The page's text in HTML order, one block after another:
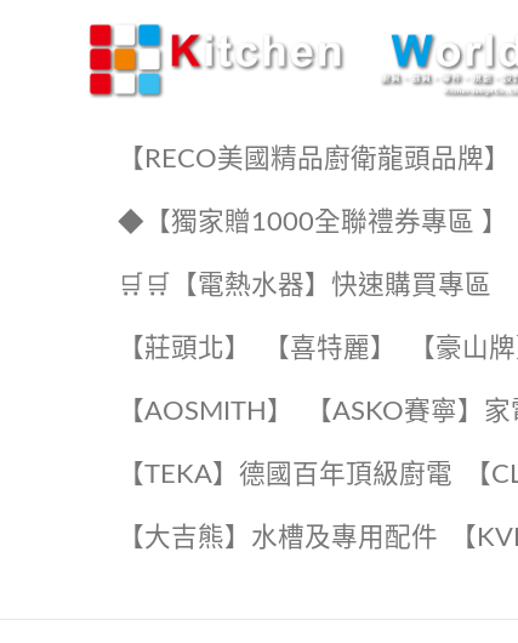
【RECO美國精品廚衛龍頭品牌】
◆【獨家贈1000全聯禮券專區 】
🛒🛒【電熱水器】快速購買專區
【莊頭北】 【喜特麗】 【豪山牌
【AOSMITH】 【ASKO賽寧】家
️【TEKA】️德國百年頂級廚電 【
【大吉熊】水槽及專用配件 【